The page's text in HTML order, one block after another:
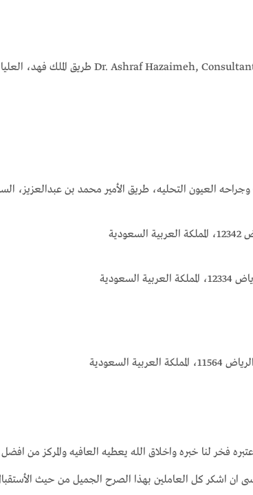
طريق الأمير محمد بن عبدالعزيز، السليمانية، الرياض 11564،
السعودية
فخر لنا خبره واخلاق الله يعطيه العافيه والمركز من
ان اشكر كل العاملين بهذا الصرح الجميل من حيث الأستقبال